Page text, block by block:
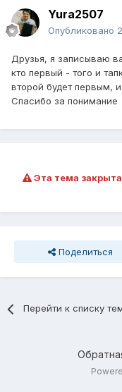
Yura2507
Опубликовано
Друзья, я записываю
кто первый - того и
второй будет первым,
Спасибо за понимание
Эта тема
Поделиться
Перейти к списку